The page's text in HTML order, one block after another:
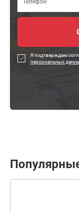
Я подтверждаю
персональных